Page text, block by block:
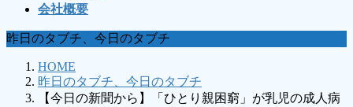
会社概要
昨日のタブチ、今日のタブチ
HOME
昨日のタブチ、今日のタブチ
【今日の新聞から】「ひとり親困窮」が乳児の成人病